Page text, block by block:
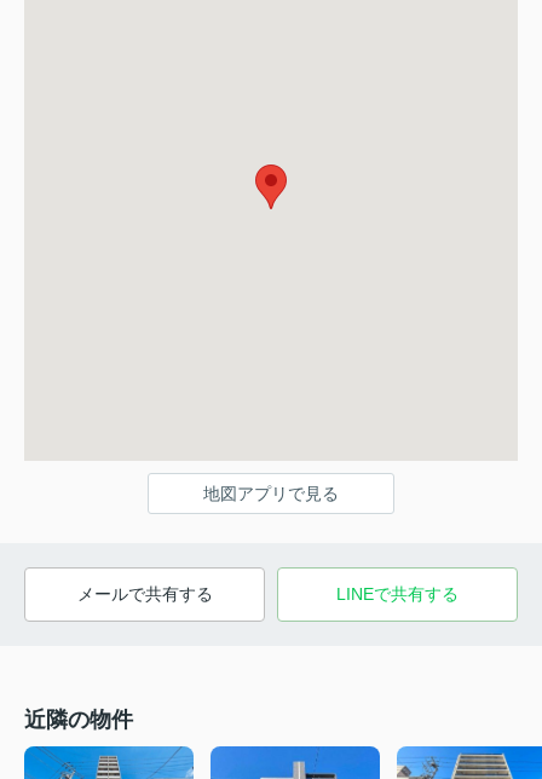
地図アプリで見る
メールで共有する LINEで共有する
近隣の物件